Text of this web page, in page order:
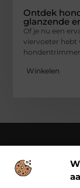
Ontdek
glanzende
Of je nu een
viervoeter hebt
hondentrimmer
Winkelen
Over Cn-flex
Cn-flex.nl –